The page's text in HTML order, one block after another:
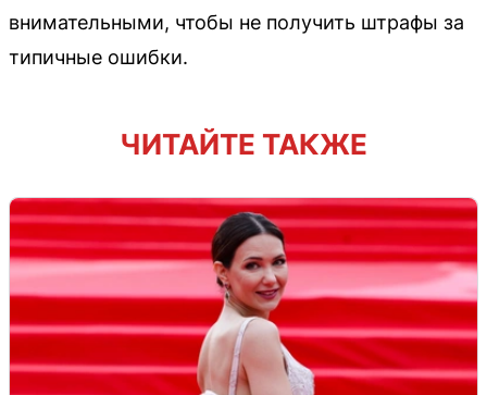
внимательными, чтобы не получить штрафы за
типичные ошибки.
ЧИТАЙТЕ ТАКЖЕ